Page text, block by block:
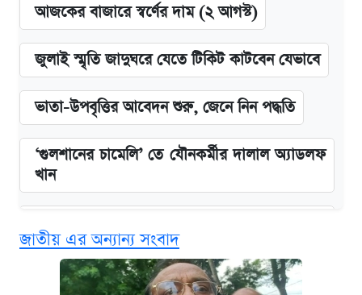
আজকের বাজারে স্বর্ণের দাম (২ আগস্ট)
জুলাই স্মৃতি জাদুঘরে যেতে টিকিট কাটবেন যেভাবে
ভাতা-উপবৃত্তির আবেদন শুরু, জেনে নিন পদ্ধতি
‘গুলশানের চামেলি’ তে যৌনকর্মীর দালাল অ্যাডলফ
খান
দাম ও ফিচার
কবে শুরু হচ্ছে ঢাবির ভর্তি আবেদন, জানাল কর্তৃপক্ষ
জাতীয় এর অন্যান্য সংবাদ